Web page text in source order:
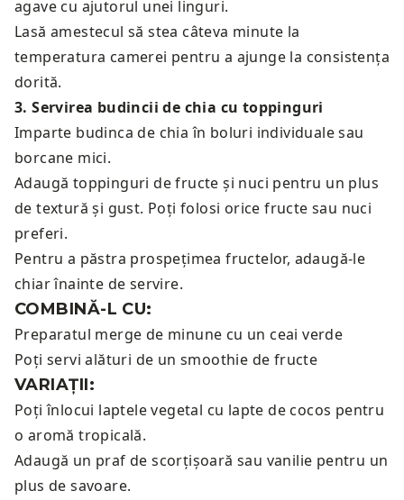
agave cu ajutorul unei linguri.
Lasă amestecul să stea câteva minute la
temperatura camerei pentru a ajunge la consistența
dorită.
3.Servirea budincii de chia cu toppinguri
Imparte budinca de chia în boluri individuale sau
borcane mici.
Adaugă toppinguri de fructe și nuci pentru un plus
de textură și gust. Poți folosi orice fructe sau nuci
preferi.
Pentru a păstra prospețimea fructelor, adaugă-le
chiar înainte de servire.
COMBINĂ-L CU:
Preparatul merge de minune cu un ceai verde
Poți servi alături de un smoothie de fructe
VARIAȚII:
Poți înlocui laptele vegetal cu lapte de cocos pentru
o aromă tropicală.
Adaugă un praf de scorțișoară sau vanilie pentru un
plus de savoare.